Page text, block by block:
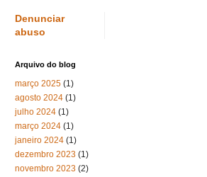
Denunciar
abuso
Arquivo do blog
março 2025 (1)
agosto 2024 (1)
julho 2024 (1)
março 2024 (1)
janeiro 2024 (1)
dezembro 2023 (1)
novembro 2023 (2)